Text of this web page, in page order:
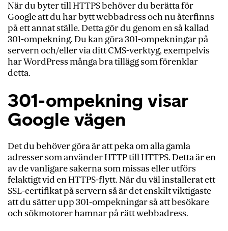
När du byter till HTTPS behöver du berätta för
Google att du har bytt webbadress och nu återfinns
på ett annat ställe. Detta gör du genom en så kallad
301-ompekning. Du kan göra 301-ompekningar på
servern och/eller via ditt CMS-verktyg, exempelvis
har WordPress många bra tillägg som förenklar
detta.
301-ompekning visar
Google vägen
Det du behöver göra är att peka om alla gamla
adresser som använder HTTP till HTTPS. Detta är en
av de vanligare sakerna som missas eller utförs
felaktigt vid en HTTPS-flytt. När du väl installerat ett
SSL-certifikat på servern så är det enskilt viktigaste
att du sätter upp 301-ompekningar så att besökare
och sökmotorer hamnar på rätt webbadress.